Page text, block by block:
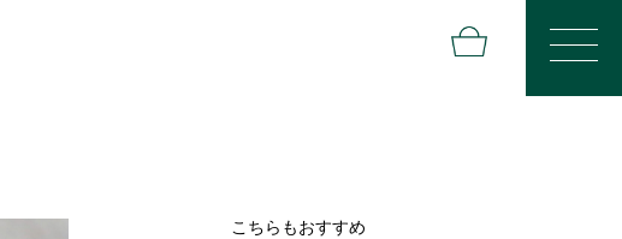
こちらもおすすめ